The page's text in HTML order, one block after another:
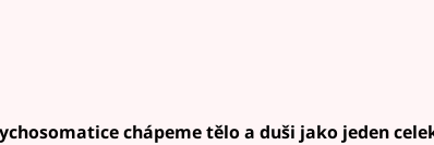
chápeme tělo a duši jako jeden